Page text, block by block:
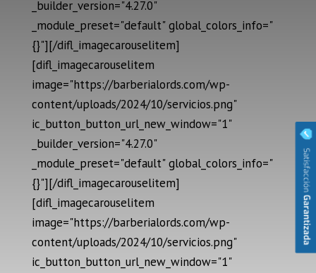
_builder_version="4.27.0"
_module_preset="default" global_colors_info="
{}"][/difl_imagecarouselitem]
[difl_imagecarouselitem
image="https://barberialords.com/wp-
content/uploads/2024/10/servicios.png"
ic_button_button_url_new_window="1"
_builder_version="4.27.0"
_module_preset="default" global_colors_info="
{}"][/difl_imagecarouselitem]
[difl_imagecarouselitem
image="https://barberialords.com/wp-
content/uploads/2024/10/servicios.png"
ic_button_button_url_new_window="1"